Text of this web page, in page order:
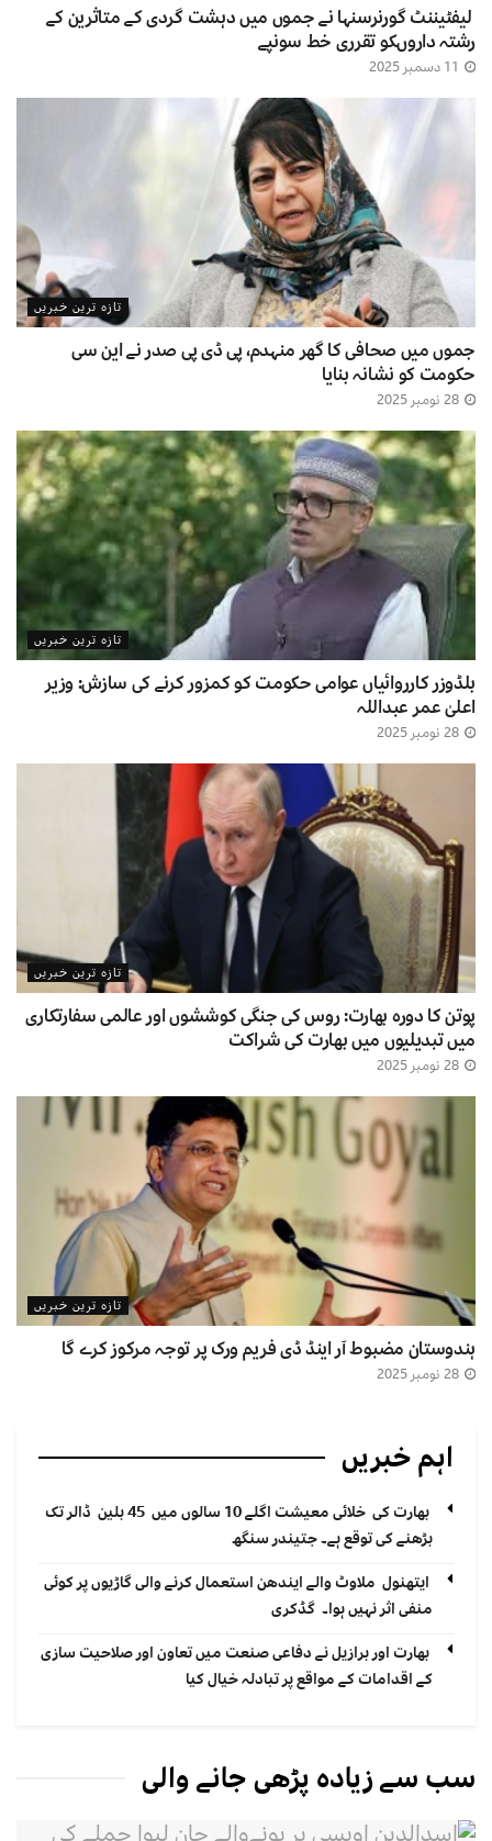
لیفٹیننٹ گورنرسنہا نے جموں میں دہشت گردی کے متاثرین کے
رشتہ داروںکو تقرری خط سونپے
تازہ ترین خبریں
جموں میں صحافی کا گھر منہدم، پی ڈی پی صدر نے این سی
حکومت کو نشانہ بنایا
تازہ ترین خبریں
بلڈوزر کارروائیاں عوامی حکومت کو کمزور کرنے کی سازش: وزیر
اعلیٰ عمر عبداللہ
تازہ ترین خبریں
پوتن کا دورہ بھارت: روس کی جنگی کوششوں اور عالمی سفارتکاری
میں تبدیلیوں میں بھارت کی شراکت
تازہ ترین خبریں
ہندوستان مضبوط آر اینڈ ڈی فریم ورک پر توجہ مرکوز کرے گا
اہم خبریں
بھارت کی خلائی معیشت اگلے 10 سالوں میں 45 بلین ڈالر تک
بڑھنے کی توقع ہے۔ جتیندر سنگھ
ایتھنول ملاوٹ والے ایندھن استعمال کرنے والی گاڑیوں پر کوئی
منفی اثر نہیں ہوا۔ گڈکری
بھارت اور برازیل نے دفاعی صنعت میں تعاون اور صلاحیت سازی
کے اقدامات کے مواقع پر تبادلہ خیال کیا
سب سے زیادہ پڑھی جانے والی